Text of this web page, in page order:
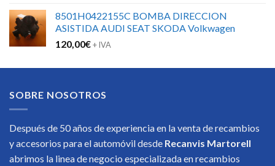
original
era:
21,05€.
actual
es:
8501H0422155C BOMBA DIRECCION
ASISTIDA AUDI SEAT SKODA Volkwagen
120,00€+ IVA
SOBRE NOSOTROS
Después de 50 años de experiencia en la venta de recambios
y accesorios para el automóvil desde Recanvis Martorell
abrimos la linea de negocio especializada en recambios